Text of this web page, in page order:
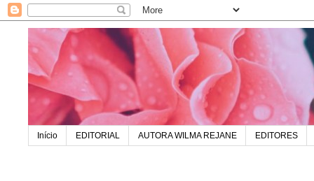
Início EDITORIAL AUTORA WILMA REJANE EDITORES